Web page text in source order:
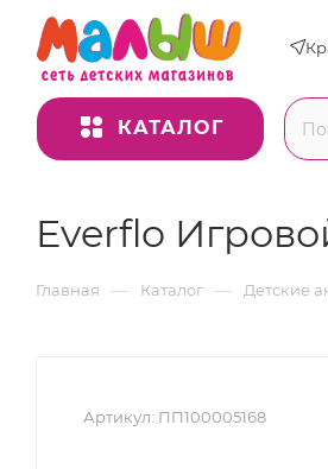
КАТАЛОГ
Everflo
Главная — Каталог — Детские
Артикул: ПП100005168